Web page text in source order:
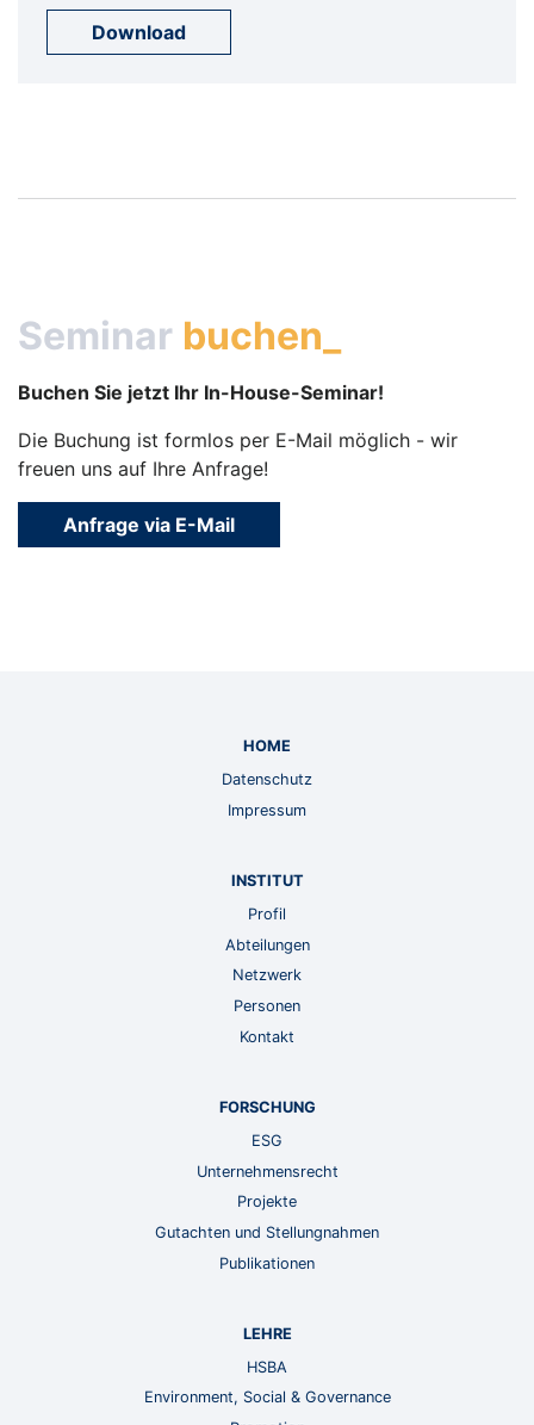
Download
Seminar buchen_
Buchen Sie jetzt Ihr In-House-Seminar!
Die Buchung ist formlos per E-Mail möglich - wir
freuen uns auf Ihre Anfrage!
Anfrage via E-Mail
HOME
Datenschutz
Impressum
INSTITUT
Profil
Abteilungen
Netzwerk
Personen
Kontakt
FORSCHUNG
ESG
Unternehmensrecht
Projekte
Gutachten und Stellungnahmen
Publikationen
LEHRE
HSBA
Environment, Social & Governance